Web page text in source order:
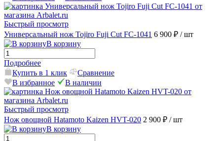
Быстрый просмотр
Универсальный нож Tojiro Fuji Cut FC-1041 6 900 ₽ / шт
В корзину
Подробнее
Купить в 1 клик
Сравнение
В избранное
В наличии
Быстрый просмотр
Нож овощной Hatamoto Kaizen HVT-020 2 900 ₽ / шт
В корзину